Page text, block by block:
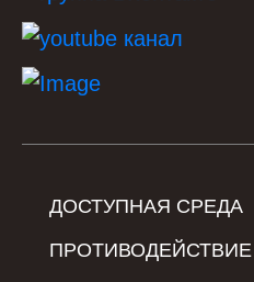
ДОСТУПНАЯ СРЕДА